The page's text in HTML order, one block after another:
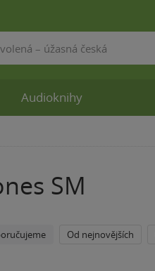
SM
Od nejnovějších
Audioknihy